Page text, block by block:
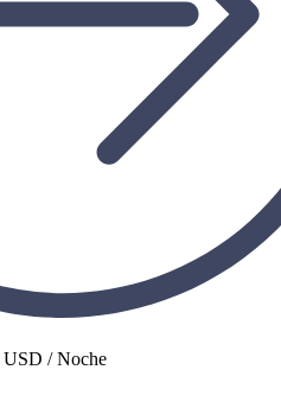
USD / Noche